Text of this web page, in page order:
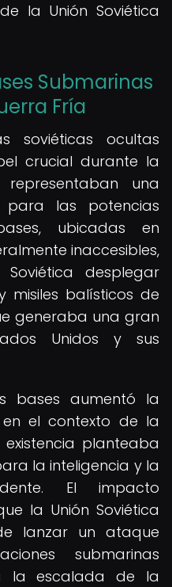
la Unión Soviética
Submarinas
Fría
soviéticas ocultas
crucial durante la
una
para las potencias
ubicadas en
inaccesibles,
desplegar
misiles balísticos de
generaba una gran
Unidos y sus
bases aumentó la
el contexto de la
planteaba
la inteligencia y la
El impacto
la Unión Soviética
lanzar un ataque
submarinas
la escalada de la